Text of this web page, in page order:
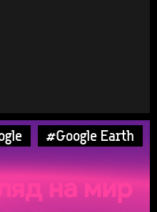
#Google Earth